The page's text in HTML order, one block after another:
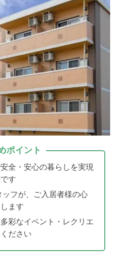
ポイント
全・安心の暮らしを実現
す
フが、ご入居者様の心
ます
彩なイベント・レクリエ
ださい